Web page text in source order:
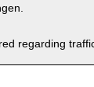
regarding